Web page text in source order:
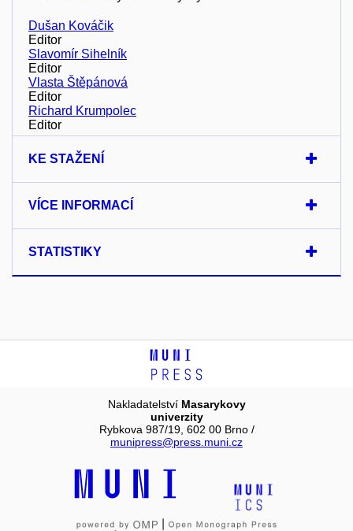
Dušan Kováčik
Editor
Slavomír Sihelník
Editor
Vlasta Štěpánová
Editor
Richard Krumpolec
Editor
KE STAŽENÍ
VÍCE INFORMACÍ
STATISTIKY
Nakladatelství Masarykovy
univerzity
Rybkova 987/19, 602 00 Brno /
munipress@press.muni.cz